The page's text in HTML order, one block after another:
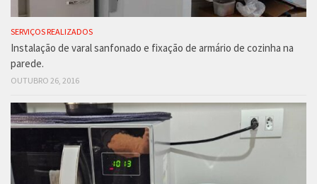
SERVIÇOS REALIZADOS
Instalação de varal sanfonado e fixação de armário de cozinha na
parede.
OUTUBRO 26, 2016